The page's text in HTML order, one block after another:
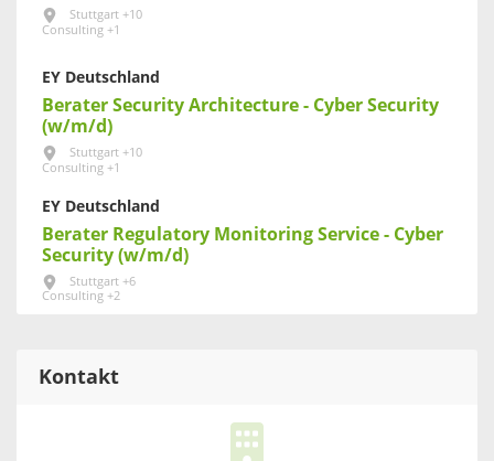
Stuttgart +10
Consulting +1
EY Deutschland
Berater Security Architecture - Cyber Security
(w/m/d)
Stuttgart +10
Consulting +1
EY Deutschland
Berater Regulatory Monitoring Service - Cyber
Security (w/m/d)
Stuttgart +6
Consulting +2
Kontakt